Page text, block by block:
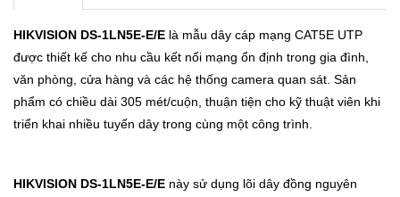
HIKVISION DS-1LN5E-E/E là mẫu dây cáp mạng CAT5E UTP
được thiết kế cho nhu cầu kết nối mạng ổn định trong gia đình,
văn phòng, cửa hàng và các hệ thống camera quan sát. Sản
phẩm có chiều dài 305 mét/cuộn, thuận tiện cho kỹ thuật viên khi
triển khai nhiều tuyến dây trong cùng một công trình.
HIKVISION DS-1LN5E-E/E này sử dụng lõi dây đồng nguyên